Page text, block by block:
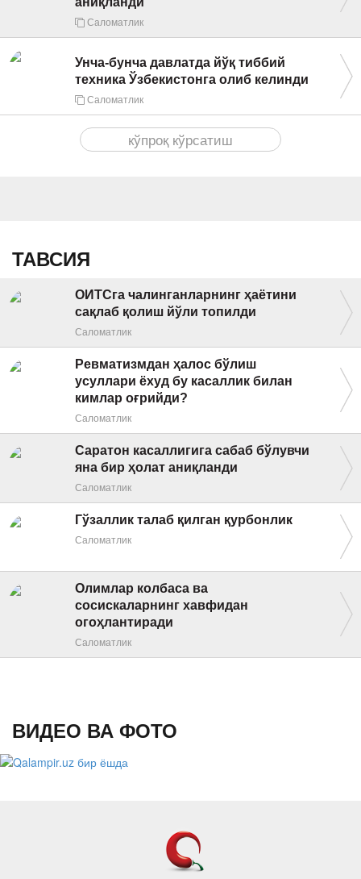
Саломатлик
Унча-бунча давлатда йўқ тиббий
техника Ўзбекистонга олиб келинди
Саломатлик
ТАВСИЯ
ОИТСга чалинганларнинг ҳаётини
сақлаб қолиш йўли топилди
Саломатлик
Ревматизмдан ҳалос бўлиш
усуллари ёхуд бу касаллик билан
кимлар оғрийди?
Саломатлик
Саратон касаллигига сабаб бўлувчи
яна бир ҳолат аниқланди
Саломатлик
Гўзаллик талаб қилган қурбонлик
Саломатлик
Олимлар колбаса ва
сосискаларнинг хавфидан
огоҳлантиради
Саломатлик
ВИДЕО ВА ФОТО